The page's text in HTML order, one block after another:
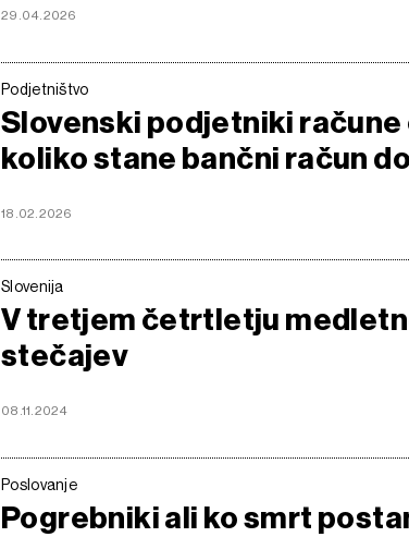
29.04.2026
Podjetništvo
Slovenski podjetniki
koliko stane bančni račun
18.02.2026
Slovenija
V tretjem četrtletju
stečajev
08.11.2024
Poslovanje
Pogrebniki ali ko smrt